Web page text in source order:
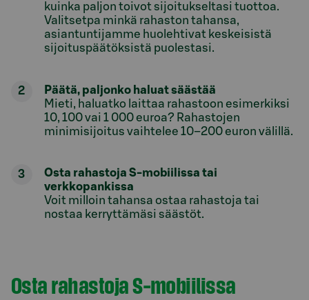
kuinka paljon toivot sijoitukseltasi tuottoa.
Valitsetpa minkä rahaston tahansa,
asiantuntijamme huolehtivat keskeisistä
sijoituspäätöksistä puolestasi.
Päätä, paljonko haluat säästää
Mieti, haluatko laittaa rahastoon esimerkiksi
10, 100 vai 1 000 euroa? Rahastojen
minimisijoitus vaihtelee 10–200 euron välillä.
Osta rahastoja S-mobiilissa tai
verkkopankissa
Voit milloin tahansa ostaa rahastoja tai
nostaa kerryttämäsi säästöt.
Osta rahastoja S-mobiilissa